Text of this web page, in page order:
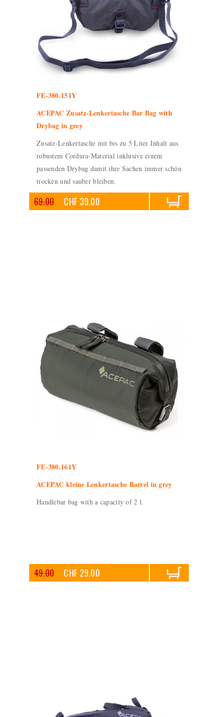
FE-380.151Y
ACEPAC Zusatz-Lenkertasche Bar Bag with
Drybag in grey
Zusatz-Lenkertasche mit bis zu 5 Liter Inhalt aus
robustem Cordura-Material inklusive einem
passenden Drybag damit ihre Sachen immer schön
trocken und sauber bleiben.
69.00 CHF 39.00
FE-380.161Y
ACEPAC kleine Lenkertasche Barrel in grey
Handlebar bag with a capacity of 2 l.
49.00 CHF 29.00